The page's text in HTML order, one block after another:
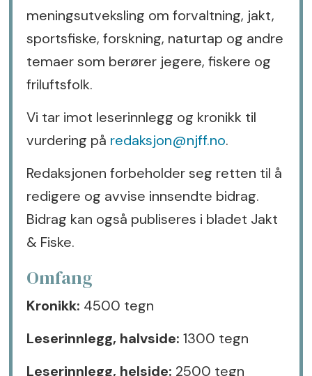
meningsutveksling om forvaltning, jakt,
sportsfiske, forskning, naturtap og andre
temaer som berører jegere, fiskere og
friluftsfolk.
Vi tar imot leserinnlegg og kronikk til
vurdering på redaksjon@njff.no.
Redaksjonen forbeholder seg retten til å
redigere og avvise innsendte bidrag.
Bidrag kan også publiseres i bladet Jakt
& Fiske.
Omfang
Kronikk: 4500 tegn
Leserinnlegg, halvside:1300 tegn
Leserinnlegg, helside: 2500 tegn